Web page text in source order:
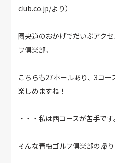
club.co.jp/より）
圏央道のおかげでだいぶアク
フ倶楽部。
こちらも27ホールあり、3コー
楽しめますね！
・・・私は西コースが苦手です。
そんな青梅ゴルフ倶楽部の帰